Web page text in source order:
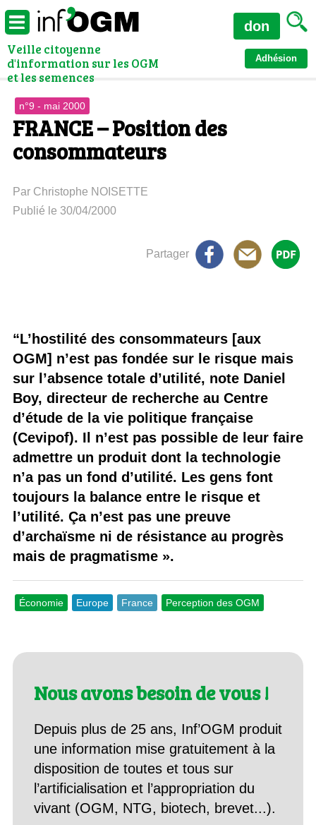
Veille citoyenne
d'information sur les OGM
et les semences
Adhésion
don
n°9 - mai 2000
FRANCE – Position des
consommateurs
Par Christophe NOISETTE
Publié le 30/04/2000
Partager
“L’hostilité des consommateurs [aux
OGM] n’est pas fondée sur le risque mais
sur l’absence totale d’utilité, note Daniel
Boy, directeur de recherche au Centre
d’étude de la vie politique française
(Cevipof). Il n’est pas possible de leur faire
admettre un produit dont la technologie
n’a pas un fond d’utilité. Les gens font
toujours la balance entre le risque et
l’utilité. Ça n’est pas une preuve
d’archaïsme ni de résistance au progrès
mais de pragmatisme ».
Économie Europe France Perception des OGM
Nous avons besoin de vous !
Depuis plus de 25 ans, Inf’OGM produit
une information mise gratuitement à la
disposition de toutes et tous sur
l’artificialisation et l’appropriation du
vivant (OGM, NTG, biotech, brevet...).